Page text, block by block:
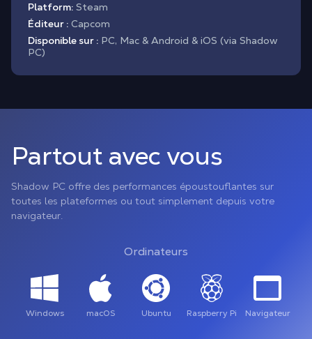
Platform: Steam
Éditeur : Capcom
Disponible sur : PC, Mac & Android & iOS (via Shadow
PC)
Partout avec vous
Shadow PC offre des performances époustouflantes sur
toutes les plateformes ou tout simplement depuis votre
navigateur.
Ordinateurs
Windows macOS Ubuntu Raspberry Pi Navigateur